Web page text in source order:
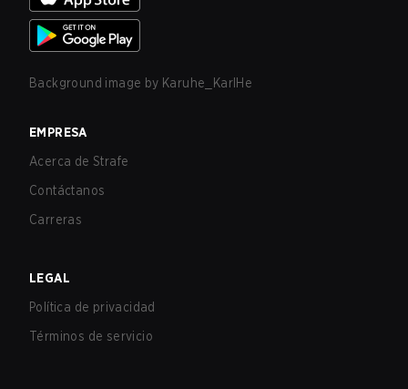
Background image by Karuhe_KarlHe
EMPRESA
Acerca de Strafe
Contáctanos
Carreras
LEGAL
Política de privacidad
Términos de servicio